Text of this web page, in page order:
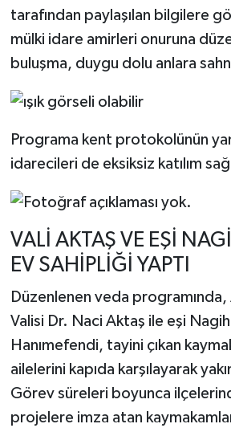
tarafından paylaşılan bilgilere
mülki idare amirleri onuruna
buluşma, duygu dolu anlara
Programa kent protokolünün
idarecileri de eksiksiz katılım
VALİ AKTAŞ VE EŞİ
EV SAHİPLİĞİ YAPTI
Düzenlenen veda
Valisi Dr. Naci Aktaş ile eşi
Hanımefendi, tayini çıkan
ailelerini kapıda karşılayarak
Görev süreleri boyunca
projelere imza atan